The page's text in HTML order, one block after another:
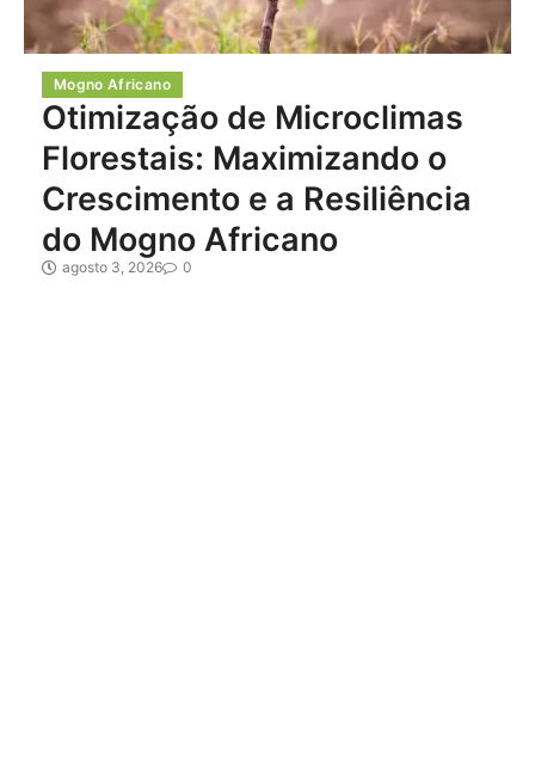
Mogno Africano
Otimização de Microclimas
Florestais: Maximizando o
Crescimento e a Resiliência
do Mogno Africano
agosto 3, 2026 0